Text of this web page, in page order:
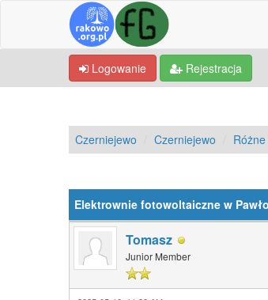
Logowanie Rejestracja
Czerniejewo Czerniejewo
Elektrownie fotowoltaiczne w
Tomasz
Junior Member